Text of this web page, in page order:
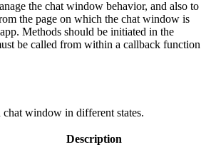
the chat window behavior, and also to
the page on which the chat window is
Methods should be initiated in the
be called from within a callback function
window in different states.
Description